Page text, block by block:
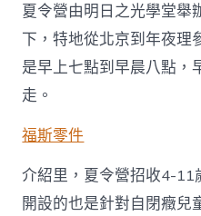
夏令營由明日之光學堂舉
下，特地從北京到年夜理
是早上七點到早晨八點，
走。
福斯零件
介紹里，夏令營招收4-11
開設的也是針對自閉癥兒